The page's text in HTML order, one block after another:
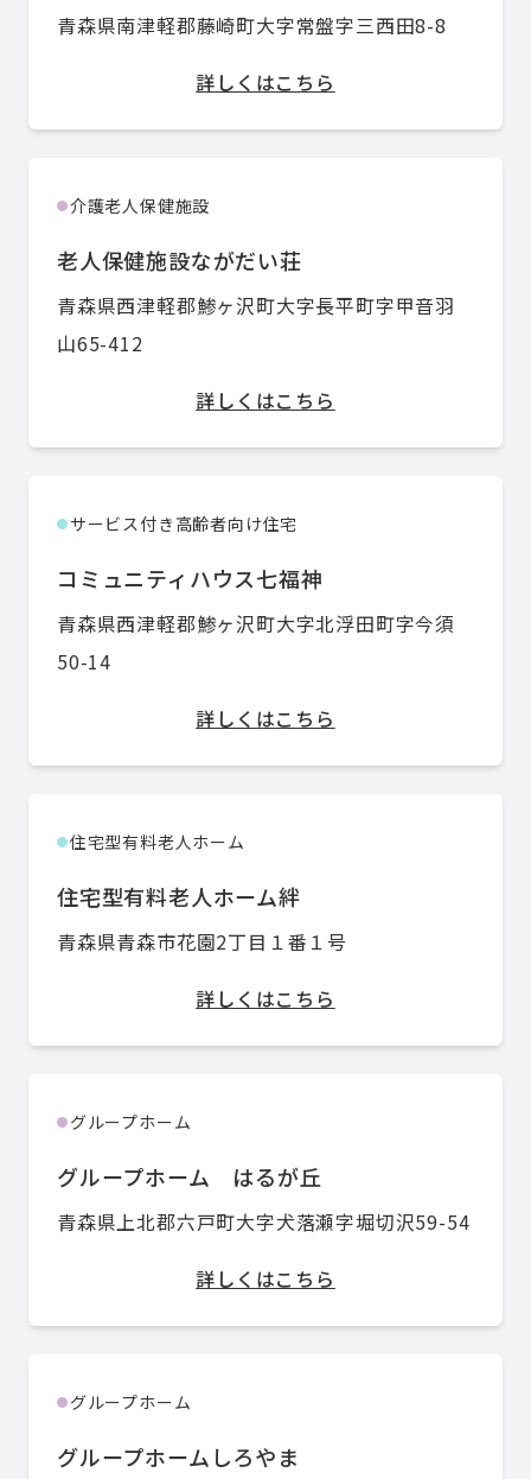
青森県南津軽郡藤崎町大字常盤字三西田8-8
詳しくはこちら
●介護老人保健施設
老人保健施設ながだい荘
青森県西津軽郡鯵ヶ沢町大字長平町字甲音羽
山65-412
詳しくはこちら
● サービス付き高齢者向け住宅
コミュニティハウス七福神
青森県西津軽郡鯵ヶ沢町大字北浮田町字今須
50-14
詳しくはこちら
●住宅型有料老人ホーム
住宅型有料老人ホーム絆
青森県青森市花園2丁目１番１号
詳しくはこちら
● グループホーム
グループホーム はるが丘
青森県上北郡六戸町大字犬落瀬字堀切沢59-54
詳しくはこちら
● グループホーム
グループホームしろやま